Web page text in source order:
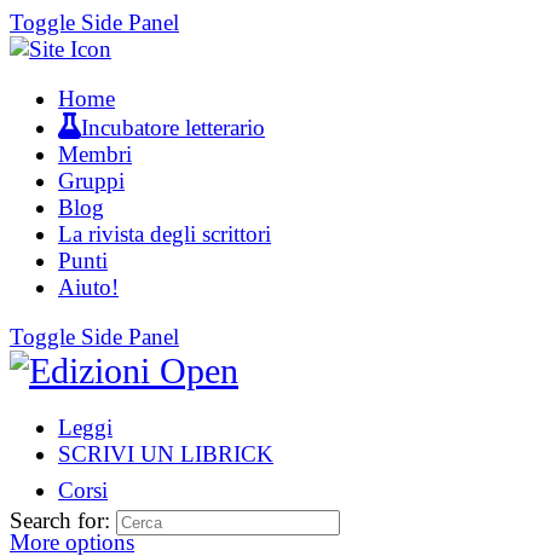
Toggle Side Panel
Home
Incubatore letterario
Membri
Gruppi
Blog
La rivista degli scrittori
Punti
Aiuto!
Toggle Side Panel
Leggi
SCRIVI UN LIBRICK
Corsi
More options
Search for: